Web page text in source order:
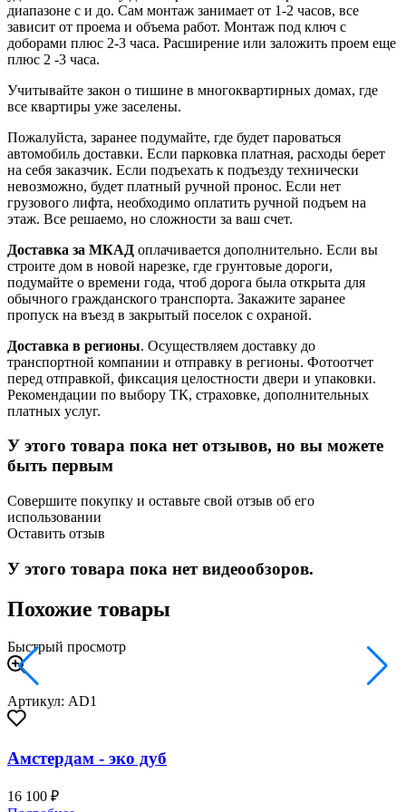
диапазоне с и до. Сам монтаж занимает от 1-2 часов, все
зависит от проема и объема работ. Монтаж под ключ с
доборами плюс 2-3 часа. Расширение или заложить проем еще
плюс 2 -3 часа.
Учитывайте закон о тишине в многоквартирных домах, где
все квартиры уже заселены.
Пожалуйста, заранее подумайте, где будет пароваться
автомобиль доставки. Если парковка платная, расходы берет
на себя заказчик. Если подъехать к подъезду технически
невозможно, будет платный ручной пронос. Если нет
грузового лифта, необходимо оплатить ручной подъем на
этаж. Все решаемо, но сложности за ваш счет.
Доставка за МКАД оплачивается дополнительно. Если вы
строите дом в новой нарезке, где грунтовые дороги,
подумайте о времени года, чтоб дорога была открыта для
обычного гражданского транспорта. Закажите заранее
пропуск на въезд в закрытый поселок с охраной.
Доставка в регионы. Осуществляем доставку до
транспортной компании и отправку в регионы. Фотоотчет
перед отправкой, фиксация целостности двери и упаковки.
Рекомендации по выбору ТК, страховке, дополнительных
платных услуг.
У этого товара пока нет отзывов, но вы можете
быть первым
Совершите покупку и оставьте свой отзыв об его
использовании
Оставить отзыв
У этого товара пока нет видеообзоров.
Похожие товары
Быстрый просмотр
Артикул: AD1
Амстердам - эко дуб
16 100 ₽